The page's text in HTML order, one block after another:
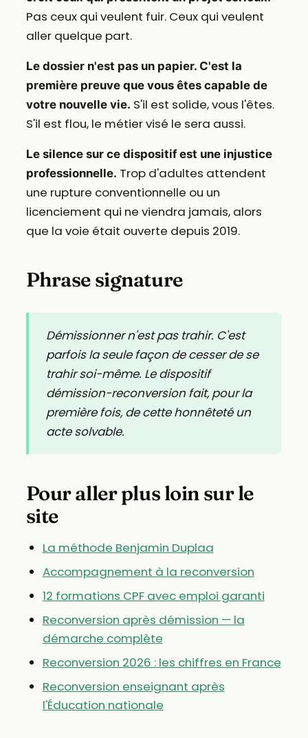
Pas ceux qui veulent fuir. Ceux qui veulent
aller quelque part.
Le dossier n'est pas un papier. C'est la
première preuve que vous êtes capable de
votre nouvelle vie. S'il est solide, vous l'êtes.
S'il est flou, le métier visé le sera aussi.
Le silence sur ce dispositif est une injustice
professionnelle. Trop d'adultes attendent
une rupture conventionnelle ou un
licenciement qui ne viendra jamais, alors
que la voie était ouverte depuis 2019.
Phrase signature
Démissionner n'est pas trahir. C'est
parfois la seule façon de cesser de se
trahir soi-même. Le dispositif
démission-reconversion fait, pour la
première fois, de cette honnêteté un
acte solvable.
Pour aller plus loin sur le
site
La méthode Benjamin Duplaa
Accompagnement à la reconversion
12 formations CPF avec emploi garanti
Reconversion après démission — la
démarche complète
Reconversion 2026 : les chiffres en France
Reconversion enseignant après
l'Éducation nationale